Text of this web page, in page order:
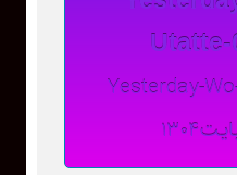
Utatte-
Yesterday-